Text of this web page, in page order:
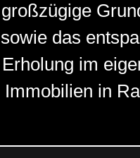
großzügige
sowie das
Erholung im
Immobilien in